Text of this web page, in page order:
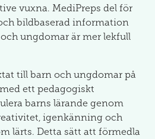
vuxna. MediPreps del för
bildbaserad information
ungdomar är mer lekfull
till barn och ungdomar på
ett pedagogiskt
barns lärande genom
igenkänning och
lärts. Detta sätt att förmedla